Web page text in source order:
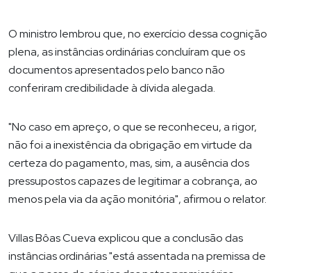
O ministro lembrou que, no exercício dessa cognição
plena, as instâncias ordinárias concluíram que os
documentos apresentados pelo banco não
conferiram credibilidade à dívida alegada.
"No caso em apreço, o que se reconheceu, a rigor,
não foi a inexistência da obrigação em virtude da
certeza do pagamento, mas, sim, a ausência dos
pressupostos capazes de legitimar a cobrança, ao
menos pela via da ação monitória", afirmou o relator.
Villas Bôas Cueva explicou que a conclusão das
instâncias ordinárias "está assentada na premissa de